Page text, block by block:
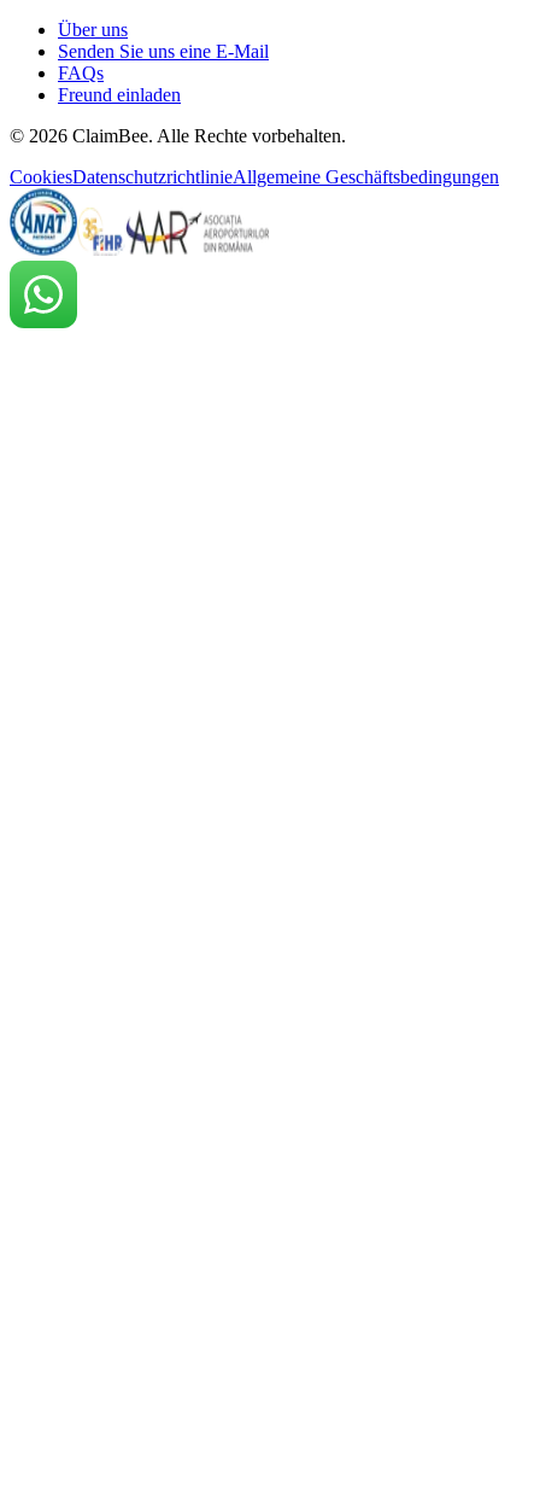
Über uns
Senden Sie uns eine E-Mail
FAQs
Freund einladen
© 2026 ClaimBee. Alle Rechte vorbehalten.
CookiesDatenschutzrichtlinieAllgemeine Geschäftsbedingungen